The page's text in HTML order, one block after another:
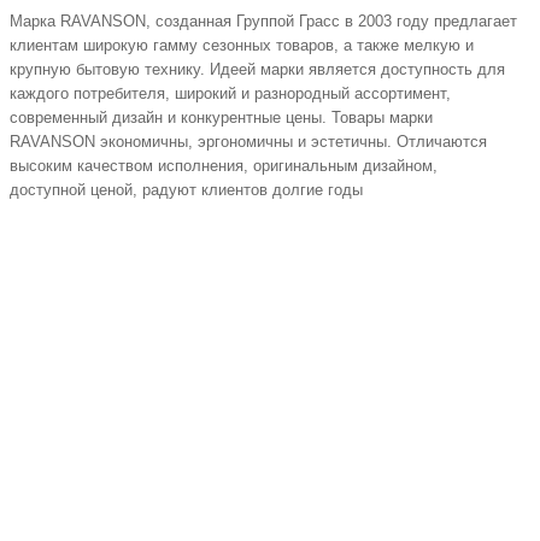
Марка RAVANSON, созданная Группой Грасс в 2003 году предлагает
клиентам широкую гамму сезонных товаров, а также мелкую и
крупную бытовую технику. Идеей марки является доступность для
каждого потребителя, широкий и разнородный ассортимент,
современный дизайн и конкурентные цены. Товары марки
RAVANSON экономичны, эргономичны и эстетичны. Отличаются
высоким качеством исполнения, оригинальным дизайном,
доступной ценой, радуют клиентов долгие годы